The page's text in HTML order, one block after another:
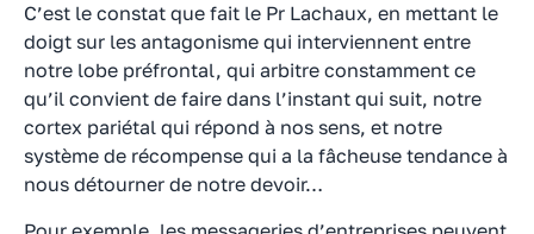
C’est le constat que fait le Pr Lachaux, en mettant le
doigt sur les antagonisme qui interviennent entre
notre lobe préfrontal, qui arbitre constamment ce
qu’il convient de faire dans l’instant qui suit, notre
cortex pariétal qui répond à nos sens, et notre
système de récompense qui a la fâcheuse tendance à
nous détourner de notre devoir…